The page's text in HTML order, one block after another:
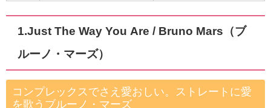
1.Just The Way You Are / Bruno Mars（ブ
ルーノ・マーズ）
コンプレックスでさえ愛おしい。ストレートに愛
を歌うブルーノ・マーズ